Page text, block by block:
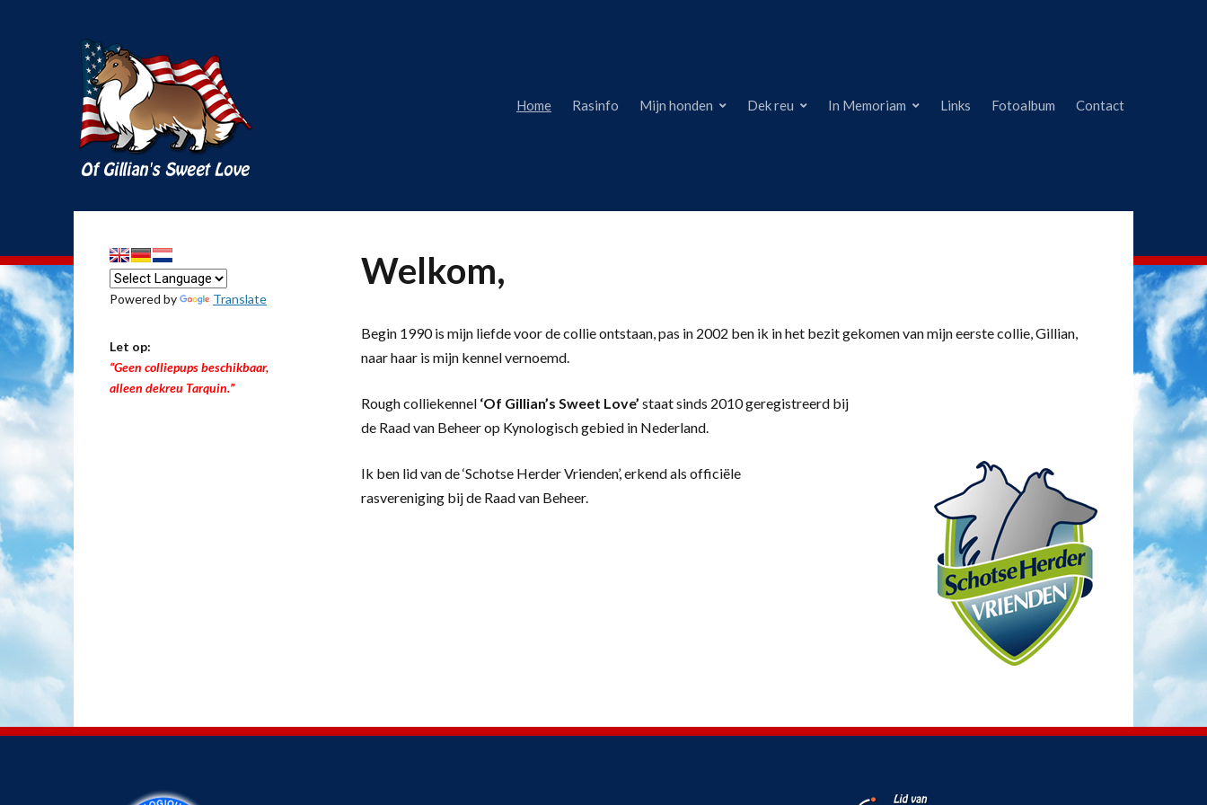
Home Rasinfo Mijn honden Dek reu In Memoriam Links Fotoalbum Contact
Welkom,
Begin 1990 is mijn liefde voor de collie ontstaan, pas in 2002 ben ik in het bezit gekomen van mijn eerste collie, Gillian,
naar haar is mijn kennel vernoemd.
Rough colliekennel ‘Of Gillian’s Sweet Love’ staat sinds 2010 geregistreerd bij
de Raad van Beheer op Kynologisch gebied in Nederland.
Ik ben lid van de ‘Schotse Herder Vrienden’, erkend als officiële
rasvereniging bij de Raad van Beheer.
Powered by Translate
Let op:
“Geen colliepups beschikbaar,
alleen dekreu Tarquin.”